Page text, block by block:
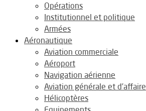
Opérations
Institutionnel et politique
Armées
Aéronautique
Aviation commerciale
Aéroport
Navigation aérienne
Aviation générale et d’affaire
Hélicoptères